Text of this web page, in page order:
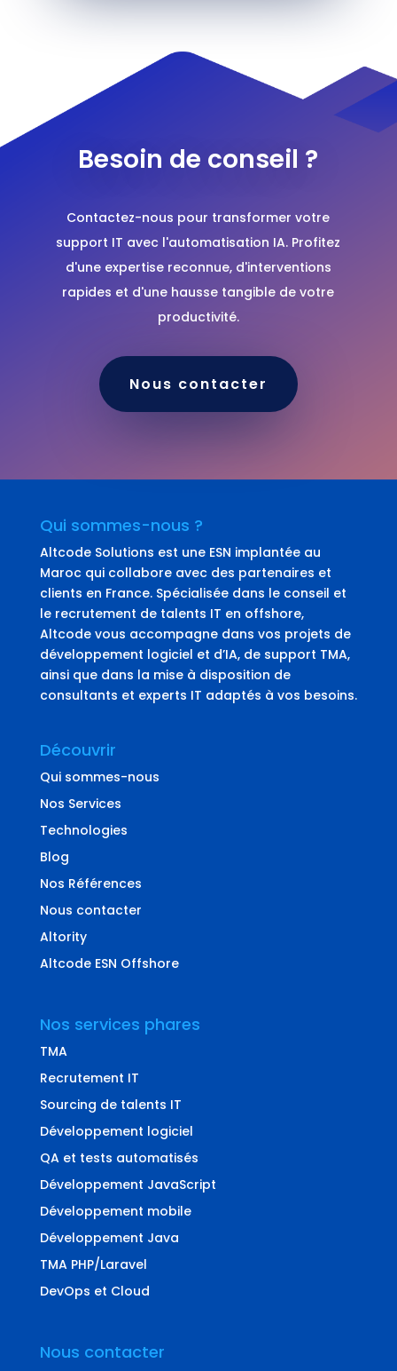
Besoin de conseil ?
Contactez-nous pour transformer votre
support IT avec l'automatisation IA. Profitez
d'une expertise reconnue, d'interventions
rapides et d'une hausse tangible de votre
productivité.
Nous contacter
Qui sommes-nous ?
Altcode Solutions est une ESN implantée au
Maroc qui collabore avec des partenaires et
clients en France. Spécialisée dans le conseil et
le recrutement de talents IT en offshore,
Altcode vous accompagne dans vos projets de
développement logiciel et d’IA, de support TMA,
ainsi que dans la mise à disposition de
consultants et experts IT adaptés à vos besoins.
Découvrir
Qui sommes-nous
Nos Services
Technologies
Blog
Nos Références
Nous contacter
Altority
Altcode ESN Offshore
Nos services phares
TMA
Recrutement IT
Sourcing de talents IT
Développement logiciel
QA et tests automatisés
Développement JavaScript
Développement mobile
Développement Java
TMA PHP/Laravel
DevOps et Cloud
Nous contacter